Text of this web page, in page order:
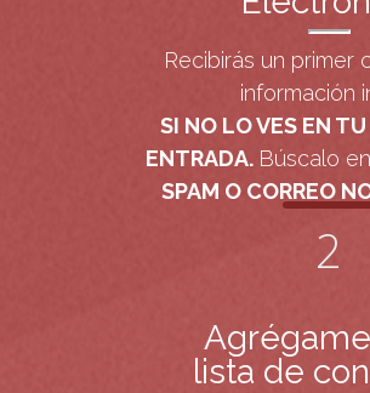
Recibirás un primer
información
SI NO LO VES EN
ENTRADA. Búscalo
SPAM O CORREO
2
lista de